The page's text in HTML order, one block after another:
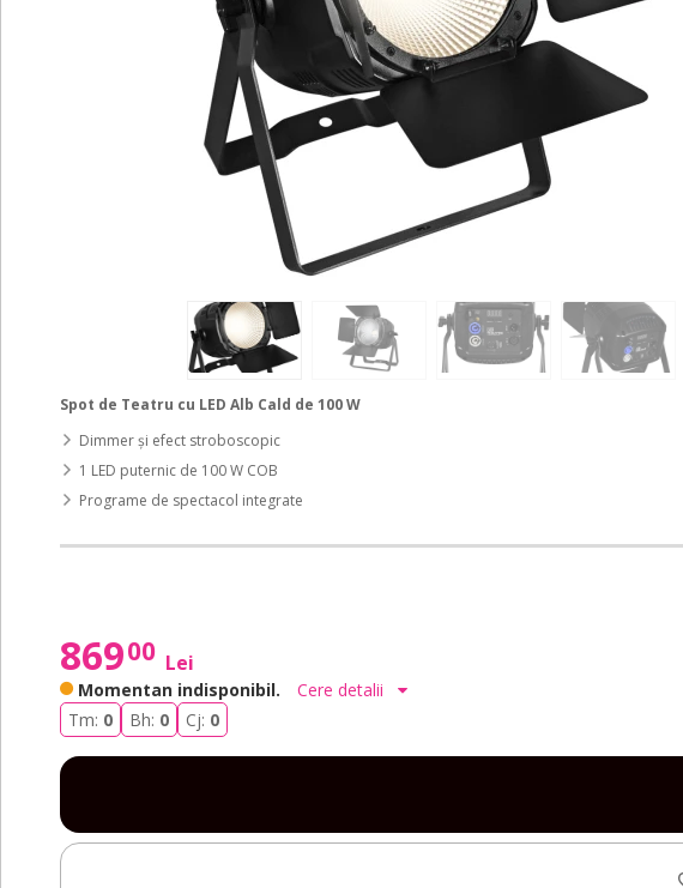
Spot de Teatru cu LED Alb Cald de 100 W
Dimmer și efect stroboscopic
1 LED puternic de 100 W COB
Programe de spectacol integrate
86900 Lei
Momentan indisponibil.
Cere detalii
Tm: 0 Bh: 0 Cj: 0